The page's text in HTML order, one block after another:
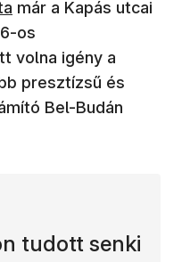
már a Kapás utcai
os
volna igény a
presztízsű és
Bel-Budán
tudott senki